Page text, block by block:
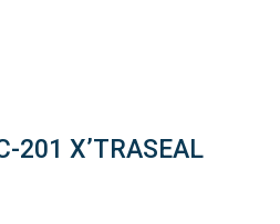
201 X’TRASEAL